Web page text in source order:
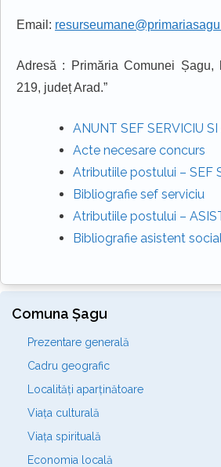
Email:
Adresă : Primăria Comunei Șagu,
219, județ Arad.”
ANUNT SEF SERVICIU
Acte necesare concurs
Atributiile postului – SEF
Bibliografie sef serviciu
Atributiile postului –
Bibliografie asistent
Comuna Șagu
Prezentare generală
Cadru geografic
Localități aparținătoare
Viața culturală
Viața spirituală
Economia locală